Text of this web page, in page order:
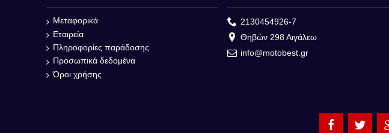
Μεταφορικά
Εταιρεία
Πληροφορίες παράδοσης
Προσωπικά δεδομένα
Όροι χρήσης
2130454926-7
Θηβών 298 Αιγάλεω
info@motobest.gr